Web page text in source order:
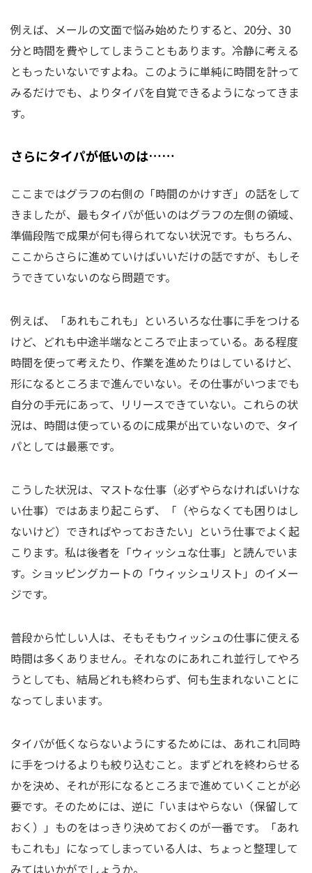
例えば、メールの文面で悩み始めたりすると、20分、30
分と時間を費やしてしまうこともあります。冷静に考える
ともったいないですよね。このように単純に時間を計って
みるだけでも、よりタイパを自覚できるようになってきま
す。
さらにタイパが低いのは……
ここまではグラフの右側の「時間のかけすぎ」の話をして
きましたが、最もタイパが低いのはグラフの左側の領域、
準備段階で成果が何も得られてない状況です。もちろん、
ここからさらに進めていけばいいだけの話ですが、もしそ
うできていないのなら問題です。
例えば、「あれもこれも」といろいろな仕事に手をつける
けど、どれも中途半端なところで止まっている。ある程度
時間を使って考えたり、作業を進めたりはしているけど、
形になるところまで進んでいない。その仕事がいつまでも
自分の手元にあって、リリースできていない。これらの状
況は、時間は使っているのに成果が出ていないので、タイ
パとしては最悪です。
こうした状況は、マストな仕事（必ずやらなければいけな
い仕事）ではあまり起こらず、「（やらなくても困りはし
ないけど）できればやっておきたい」という仕事でよく起
こります。私は後者を「ウィッシュな仕事」と読んでいま
す。ショッピングカートの「ウィッシュリスト」のイメー
ジです。
普段から忙しい人は、そもそもウィッシュの仕事に使える
時間は多くありません。それなのにあれこれ並行してやろ
うとしても、結局どれも終わらず、何も生まれないことに
なってしまいます。
タイパが低くならないようにするためには、あれこれ同時
に手をつけるよりも絞り込むこと。まずどれを終わらせる
かを決め、それが形になるところまで進めていくことが必
要です。そのためには、逆に「いまはやらない（保留して
おく）」ものをはっきり決めておくのが一番です。「あれ
もこれも」になってしまっている人は、ちょっと整理して
みてはいかがでしょうか。